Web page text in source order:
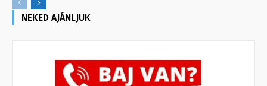
NEKED AJÁNLJUK